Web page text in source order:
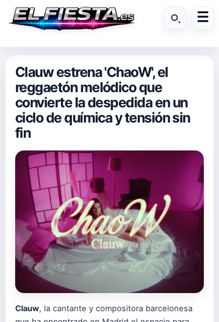
Clauw estrena 'ChaoW', el
reggaetón melódico que
convierte la despedida en un
ciclo de química y tensión sin
fin
Clauw, la cantante y compositora barcelonesa